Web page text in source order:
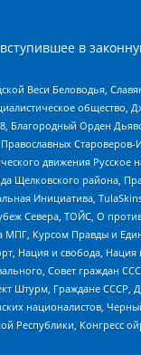
в
Веси Беловодья,
Благородный Орден
движения Русское
района,
Инициатива,
Севера, ТОЙС, О
Курсом Правды и
Нация и свобода,
Совет граждан
Штурм, Граждане СССР,
националистов,
Республики, Конгресс